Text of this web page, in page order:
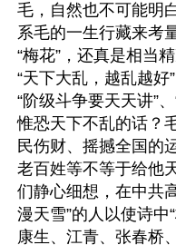
毛，自然也不可能明
系毛的一生行藏来考
“梅花”，还真是相当
“天下大乱，越乱越好
“阶级斗争要天天讲”
惟恐天下不乱的话？
民伤财、摇撼全国的
老百姓等不等于给他
们静心细想，在中共
漫天雪”的人以使诗中
康生、江青、张春桥